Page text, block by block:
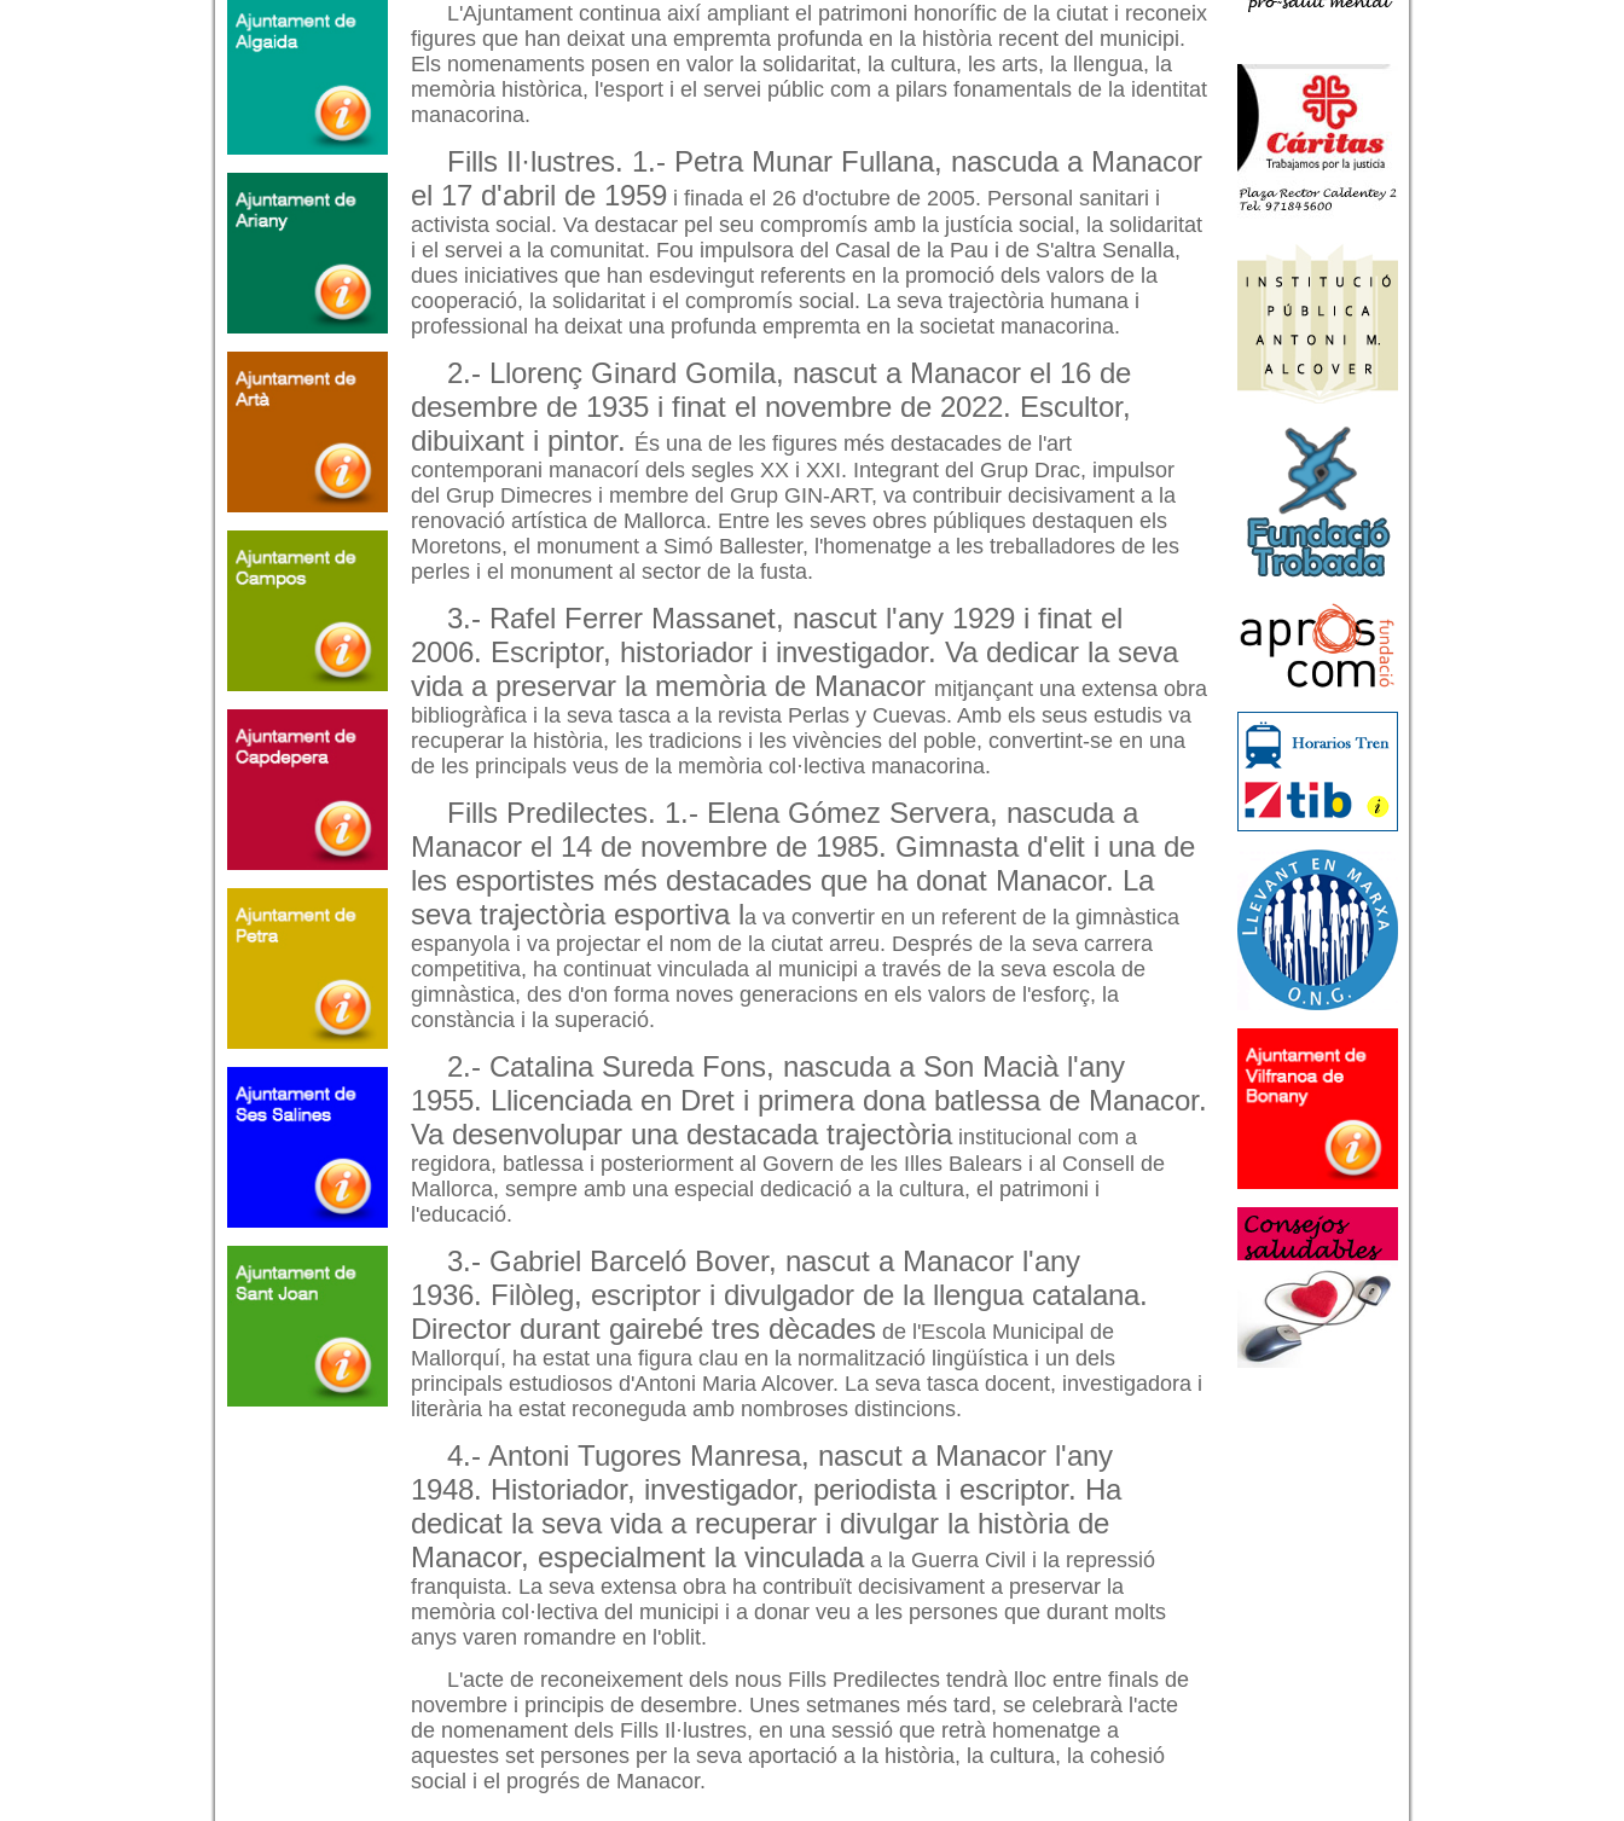
L'Ajuntament continua així ampliant el patrimoni honorífic de la ciutat i reconeix
figures que han deixat una empremta profunda en la història recent del municipi.
Els nomenaments posen en valor la solidaritat, la cultura, les arts, la llengua, la
memòria històrica, l'esport i el servei públic com a pilars fonamentals de la identitat
manacorina.
Fills Il·lustres. 1.- Petra Munar Fullana, nascuda a Manacor
el 17 d'abril de 1959 i finada el 26 d'octubre de 2005. Personal sanitari i
activista social. Va destacar pel seu compromís amb la justícia social, la solidaritat
i el servei a la comunitat. Fou impulsora del Casal de la Pau i de S'altra Senalla,
dues iniciatives que han esdevingut referents en la promoció dels valors de la
cooperació, la solidaritat i el compromís social. La seva trajectòria humana i
professional ha deixat una profunda empremta en la societat manacorina.
2.- Llorenç Ginard Gomila, nascut a Manacor el 16 de
desembre de 1935 i finat el novembre de 2022. Escultor,
dibuixant i pintor. És una de les figures més destacades de l'art
contemporani manacorí dels segles XX i XXI. Integrant del Grup Drac, impulsor
del Grup Dimecres i membre del Grup GIN-ART, va contribuir decisivament a la
renovació artística de Mallorca. Entre les seves obres públiques destaquen els
Moretons, el monument a Simó Ballester, l'homenatge a les treballadores de les
perles i el monument al sector de la fusta.
3.- Rafel Ferrer Massanet, nascut l'any 1929 i finat el
2006. Escriptor, historiador i investigador. Va dedicar la seva
vida a preservar la memòria de Manacor mitjançant una extensa obra
bibliogràfica i la seva tasca a la revista Perlas y Cuevas. Amb els seus estudis va
recuperar la història, les tradicions i les vivències del poble, convertint-se en una
de les principals veus de la memòria col·lectiva manacorina.
Fills Predilectes. 1.- Elena Gómez Servera, nascuda a
Manacor el 14 de novembre de 1985. Gimnasta d'elit i una de
les esportistes més destacades que ha donat Manacor. La
seva trajectòria esportiva la va convertir en un referent de la gimnàstica
espanyola i va projectar el nom de la ciutat arreu. Després de la seva carrera
competitiva, ha continuat vinculada al municipi a través de la seva escola de
gimnàstica, des d'on forma noves generacions en els valors de l'esforç, la
constància i la superació.
2.- Catalina Sureda Fons, nascuda a Son Macià l'any
1955. Llicenciada en Dret i primera dona batlessa de Manacor.
Va desenvolupar una destacada trajectòriainstitucional com a
regidora, batlessa i posteriorment al Govern de les Illes Balears i al Consell de
Mallorca, sempre amb una especial dedicació a la cultura, el patrimoni i
l'educació.
3.- Gabriel Barceló Bover, nascut a Manacor l'any
1936. Filòleg, escriptor i divulgador de la llengua catalana.
Director durant gairebé tres dècades de l'Escola Municipal de
Mallorquí, ha estat una figura clau en la normalització lingüística i un dels
principals estudiosos d'Antoni Maria Alcover. La seva tasca docent, investigadora i
literària ha estat reconeguda amb nombroses distincions.
4.- Antoni Tugores Manresa, nascut a Manacor l'any
1948. Historiador, investigador, periodista i escriptor. Ha
dedicat la seva vida a recuperar i divulgar la història de
Manacor, especialment la vinculadaa la Guerra Civil i la repressió
franquista. La seva extensa obra ha contribuït decisivament a preservar la
memòria col·lectiva del municipi i a donar veu a les persones que durant molts
anys varen romandre en l'oblit.
L'acte de reconeixement dels nous Fills Predilectes tendrà lloc entre finals de
novembre i principis de desembre. Unes setmanes més tard, se celebrarà l'acte
de nomenament dels Fills Il·lustres, en una sessió que retrà homenatge a
aquestes set persones per la seva aportació a la història, la cultura, la cohesió
social i el progrés de Manacor.